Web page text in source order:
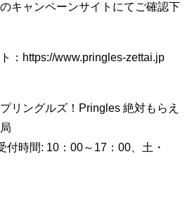
キャンペーンサイトにてご確認下
：https://www.pringles-zettai.jp
リングルズ！Pringles 絶対もらえ
付時間: 10：00～17：00、土・